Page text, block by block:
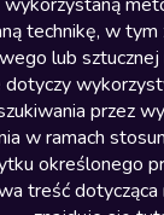
technikę, w
lub
dotyczy
przez
w ramach
określonego
treść